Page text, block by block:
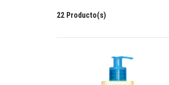
22 Producto(s)